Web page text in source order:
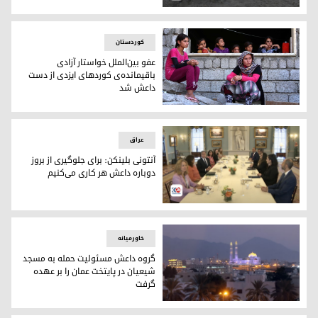
نیروی پیشمرگه‌ی کوردستان عملیات تفتیش برای یافتن
بسیاری از زنان ایزدی مورد تجاوز جنسی قرار گرفته و از سوی
کوردستان
عفو بین‌الملل خواستار آزادی
باقیمانده‌ی کورد‌های ایزدی از دست
داعش شد
نشست وزیر امور خارجه آمریکا با نمایندگان سازمان‌های
عراق
آنتونی بلینکن: برای جلوگیری از بروز
دوباره داعش هر کاری می‌کنیم
گروه داعش مسئولیت حمله به مسجد شیعیان در پایتخت عمان
خاورمیانه
گروه داعش مسئولیت حمله به مسجد
شیعیان در پایتخت عمان را بر عهده
گرفت